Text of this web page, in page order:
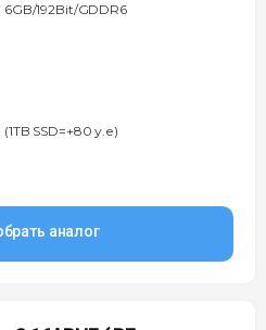
192Bit/GDDR6
SSD=+80 у.е)
аналог